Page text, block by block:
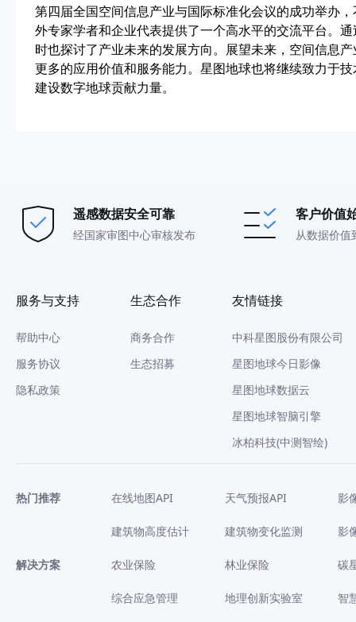
第四届全国空间信息产业与国际标准化会议的成功举办
外专家学者和企业代表提供了一个高水平的交流平台。
时也探讨了产业未来的发展方向。展望未来，空间信息
更多的应用价值和服务能力。星图地球也将继续致力于
建设数字地球贡献力量。
遥感数据安全可靠
经国家审图中心审核发布
客户价值
从数据价值
服务与支持
帮助中心
服务协议
隐私政策
生态合作
商务合作
生态招募
友情链接
中科星图股份有限公司
星图地球今日影像
星图地球数据云
星图地球智脑引擎
冰柏科技(中测智绘)
热门推荐 在线地图API 天气预报API 影
建筑物高度估计 建筑物变化监测 影
解决方案 农业保险 林业保险 碳
综合应急管理 地理创新实验室 智